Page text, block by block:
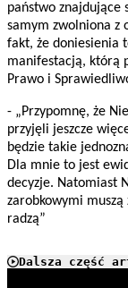
państwo znajdujące
samym zwolniona z
fakt, że doniesienia
manifestacją, którą
Prawo i
- „Przypomnę, że
przyjęli jeszcze
będzie takie
Dla mnie to jest
decyzje. Natomiast
zarobkowymi
radzą”
Dalsza część